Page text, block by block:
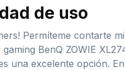
de uso
Permíteme contarte
BenQ ZOWIE
una excelente opción.